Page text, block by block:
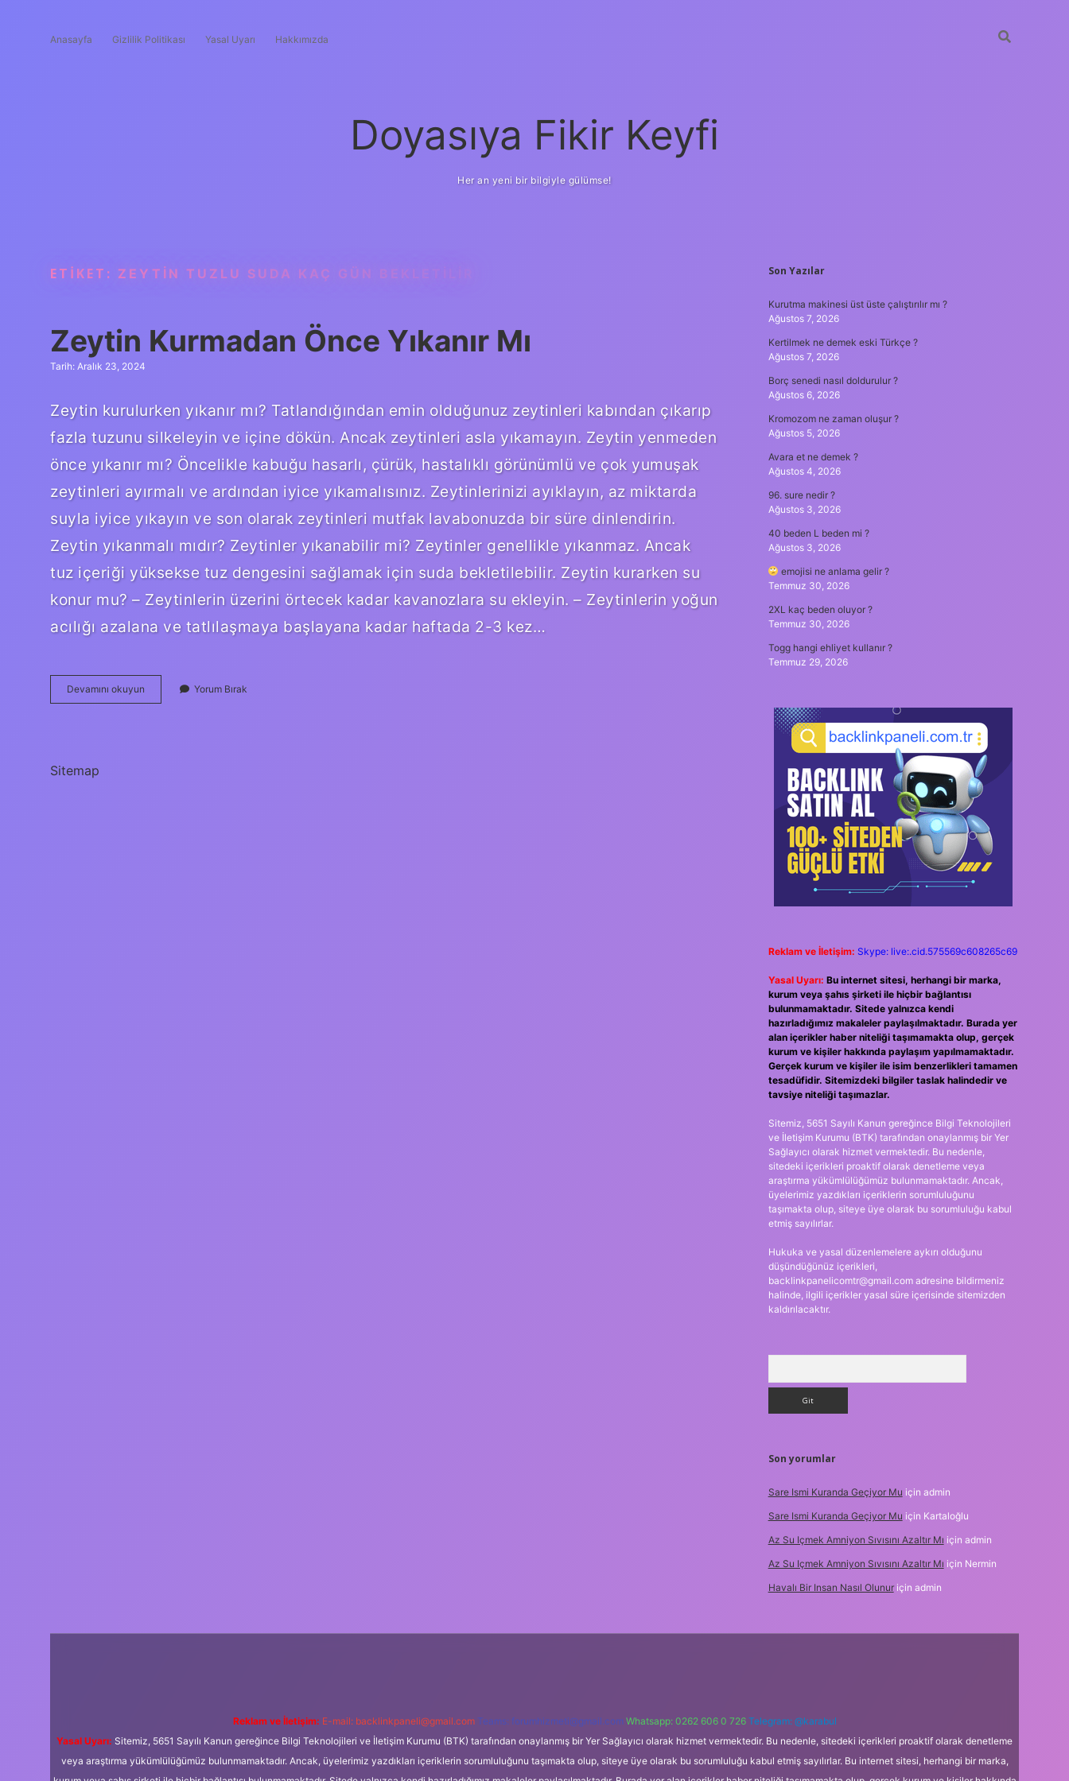
Anasayfa Gizlilik Politikası Yasal Uyarı Hakkımızda
Doyasıya Fikir Keyfi
Her an yeni bir bilgiyle gülümse!
ETIKET: ZEYTIN TUZLU SUDA KAÇ GÜN BEKLETILIR
Zeytin Kurmadan Önce Yıkanır Mı
Tarih: Aralık 23, 2024
Zeytin kurulurken yıkanır mı? Tatlandığından emin olduğunuz zeytinleri kabından çıkarıp
fazla tuzunu silkeleyin ve içine dökün. Ancak zeytinleri asla yıkamayın. Zeytin yenmeden
önce yıkanır mı? Öncelikle kabuğu hasarlı, çürük, hastalıklı görünümlü ve çok yumuşak
zeytinleri ayırmalı ve ardından iyice yıkamalısınız. Zeytinlerinizi ayıklayın, az miktarda
suyla iyice yıkayın ve son olarak zeytinleri mutfak lavabonuzda bir süre dinlendirin.
Zeytin yıkanmalı mıdır? Zeytinler yıkanabilir mi? Zeytinler genellikle yıkanmaz. Ancak
tuz içeriği yüksekse tuz dengesini sağlamak için suda bekletilebilir. Zeytin kurarken su
konur mu? – Zeytinlerin üzerini örtecek kadar kavanozlara su ekleyin. – Zeytinlerin yoğun
acılığı azalana ve tatlılaşmaya başlayana kadar haftada 2-3 kez…
Devamını okuyun
Kurmadan
Yorum Bırak
Sitemap
SIDEBAR
Son Yazılar
Kurutma makinesi üst üste çalıştırılır mı ?
Ağustos 7, 2026
Kertilmek ne demek eski Türkçe ?
Ağustos 7, 2026
Borç senedi nasıl doldurulur ?
Ağustos 6, 2026
Kromozom ne zaman oluşur ?
Ağustos 5, 2026
Avara et ne demek ?
Ağustos 4, 2026
96. sure nedir ?
Ağustos 3, 2026
40 beden L beden mi ?
Ağustos 3, 2026
emojisi ne anlama gelir ?
Temmuz 30, 2026
2XL kaç beden oluyor ?
Temmuz 30, 2026
Togg hangi ehliyet kullanır ?
Temmuz 29, 2026
Reklam ve İletişim: Skype: live:.cid.575569c608265c69
Yasal Uyarı: Bu internet sitesi, herhangi bir marka,
kurum veya şahıs şirketi ile hiçbir bağlantısı
bulunmamaktadır. Sitede yalnızca kendi
hazırladığımız makaleler paylaşılmaktadır. Burada yer
alan içerikler haber niteliği taşımamakta olup, gerçek
kurum ve kişiler hakkında paylaşım yapılmamaktadır.
Gerçek kurum ve kişiler ile isim benzerlikleri tamamen
tesadüfidir. Sitemizdeki bilgiler taslak halindedir ve
tavsiye niteliği taşımazlar.
Sitemiz, 5651 Sayılı Kanun gereğince Bilgi Teknolojileri
ve İletişim Kurumu (BTK) tarafından onaylanmış bir Yer
Sağlayıcı olarak hizmet vermektedir. Bu nedenle,
sitedeki içerikleri proaktif olarak denetleme veya
araştırma yükümlülüğümüz bulunmamaktadır. Ancak,
üyelerimiz yazdıkları içeriklerin sorumluluğunu
taşımakta olup, siteye üye olarak bu sorumluluğu kabul
etmiş sayılırlar.
Hukuka ve yasal düzenlemelere aykırı olduğunu
düşündüğünüz içerikleri,
backlinkpanelicomtr@gmail.comadresine bildirmeniz
halinde, ilgili içerikler yasal süre içerisinde sitemizden
kaldırılacaktır.
Son yorumlar
Sare Ismi Kuranda Geçiyor Mu için admin
Sare Ismi Kuranda Geçiyor Mu için Kartaloğlu
Az Su Içmek Amniyon Sıvısını Azaltır Mı için admin
Az Su Içmek Amniyon Sıvısını Azaltır Mı için Nermin
Havalı Bir Insan Nasıl Olunuriçin admin
Reklam ve İletişim: E-mail: backlinkpaneli@gmail.com Teams: forumhizmeti@gmail.com Whatsapp: 0262 606 0 726 Telegram: @karabul
Yasal Uyarı: Sitemiz, 5651 Sayılı Kanun gereğince Bilgi Teknolojileri ve İletişim Kurumu (BTK) tarafından onaylanmış bir Yer Sağlayıcı olarak hizmet vermektedir. Bu nedenle, sitedeki içerikleri proaktif olarak denetleme
veya araştırma yükümlülüğümüz bulunmamaktadır. Ancak, üyelerimiz yazdıkları içeriklerin sorumluluğunu taşımakta olup, siteye üye olarak bu sorumluluğu kabul etmiş sayılırlar. Bu internet sitesi, herhangi bir marka,